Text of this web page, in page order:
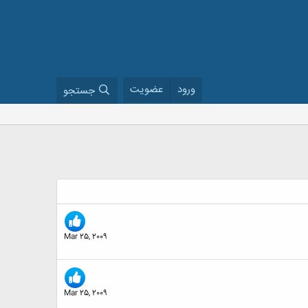
ورود عضویت جستجو
Mar 25, 2009
Mar 25, 2009